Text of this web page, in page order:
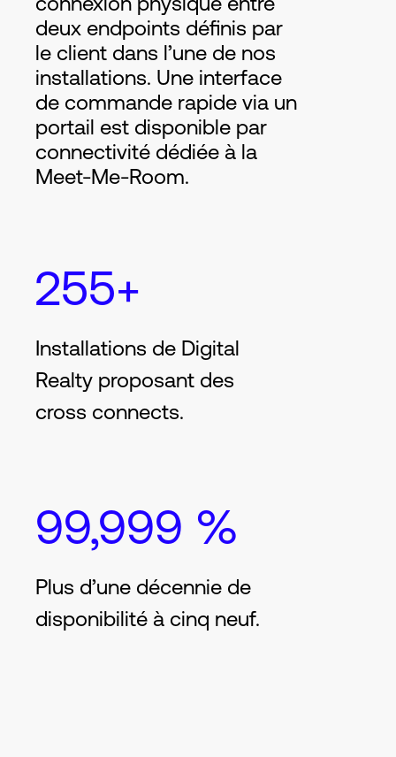
deux endpoints définis par
le client dans l’une de nos
installations. Une interface
de commande rapide via un
portail est disponible par
connectivité dédiée à la
Meet-Me-Room.
255+
Installations de Digital
Realty proposant des
cross connects.
99,999 %
Plus d’une décennie de
disponibilité à cinq neuf.